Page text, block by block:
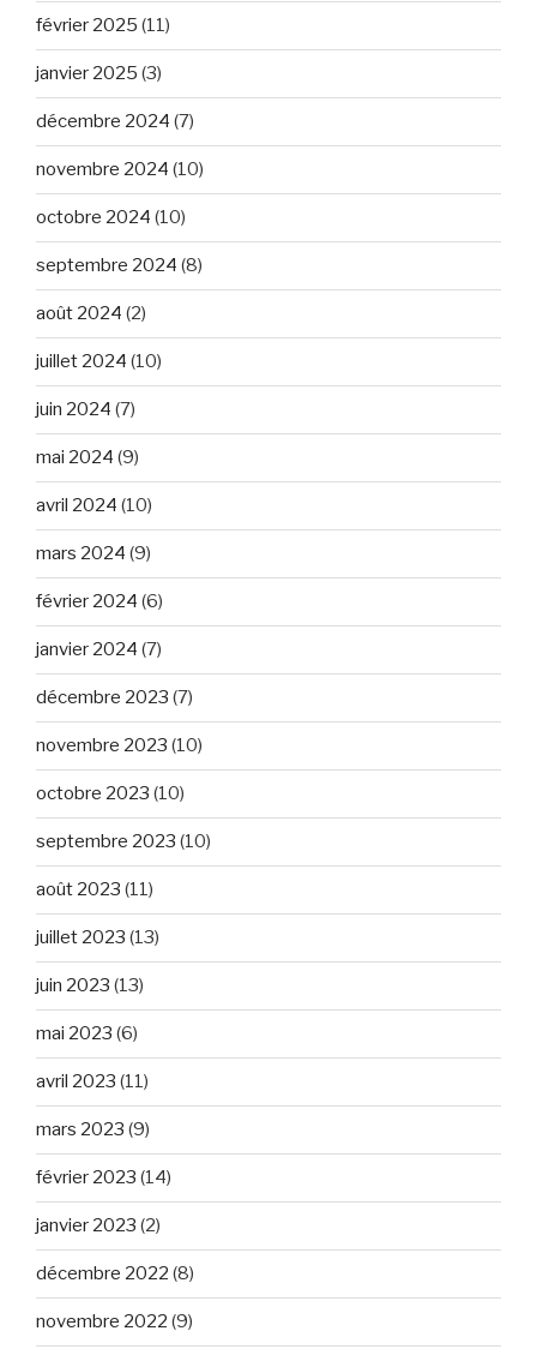
février 2025 (11)
janvier 2025 (3)
décembre 2024 (7)
novembre 2024 (10)
octobre 2024 (10)
septembre 2024 (8)
août 2024 (2)
juillet 2024 (10)
juin 2024 (7)
mai 2024 (9)
avril 2024 (10)
mars 2024 (9)
février 2024 (6)
janvier 2024 (7)
décembre 2023 (7)
novembre 2023 (10)
octobre 2023 (10)
septembre 2023 (10)
août 2023 (11)
juillet 2023 (13)
juin 2023 (13)
mai 2023 (6)
avril 2023 (11)
mars 2023 (9)
février 2023 (14)
janvier 2023 (2)
décembre 2022 (8)
novembre 2022 (9)